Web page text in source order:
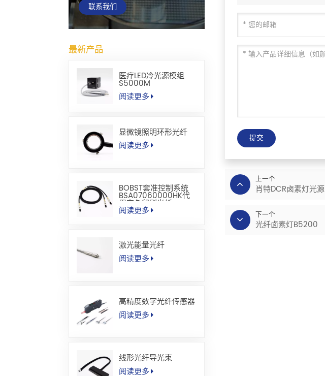
联系我们
最新产品
医疗LED冷光源模组
S5000M
阅读更多
显微镜照明环形光纤
阅读更多
BOBST套准控制系统
BSA07060000HK代
用套色印刷光纤
阅读更多
激光能量光纤
阅读更多
高精度数字光纤传感器
阅读更多
线形光纤导光束
阅读更多
提交
上一个
肖特DCR卤素灯光源
下一个
光纤卤素灯B5200